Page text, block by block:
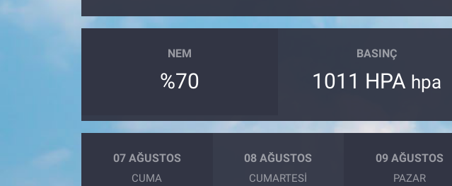
NEM
%70
BASINÇ
1011 HPA hpa
07 AĞUSTOS
CUMA
08 AĞUSTOS
CUMARTESI
09 AĞUSTOS
PAZAR